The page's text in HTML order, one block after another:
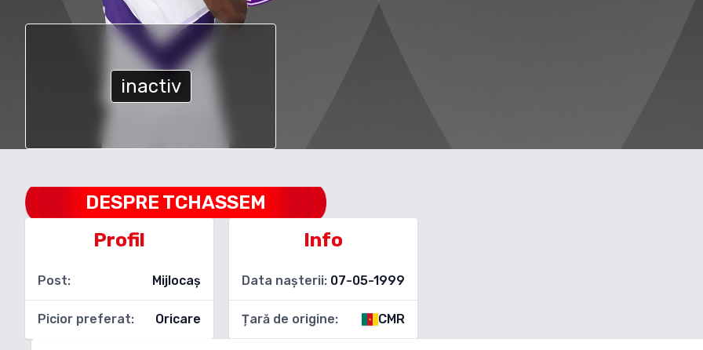
inactiv
DESPRE TCHASSEM
Profil
Post: Mijlocaș
Picior preferat: Oricare
Info
Data nașterii: 07-05-1999
Țară de origine: CMR